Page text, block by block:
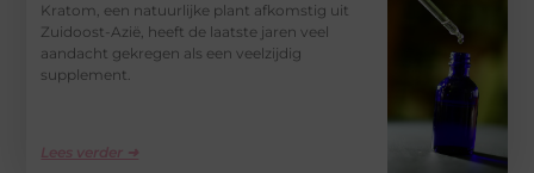
Kratom, een natuurlijke plant afkomstig uit
Zuidoost-Azië, heeft de laatste jaren veel
aandacht gekregen als een veelzijdig
supplement.
Lees verder ➜